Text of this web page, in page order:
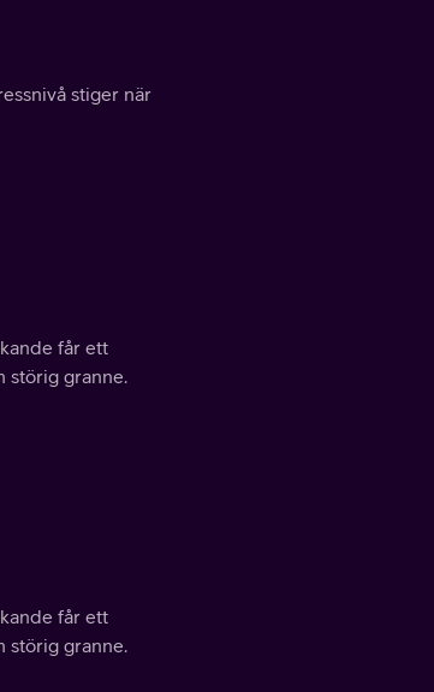
stiger när
får ett
störig granne.
får ett
störig granne.